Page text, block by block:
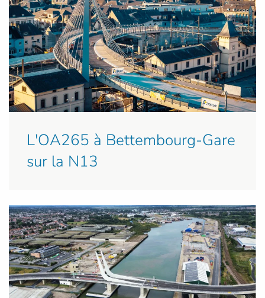
L'OA265 à Bettembourg-Gare
sur la N13